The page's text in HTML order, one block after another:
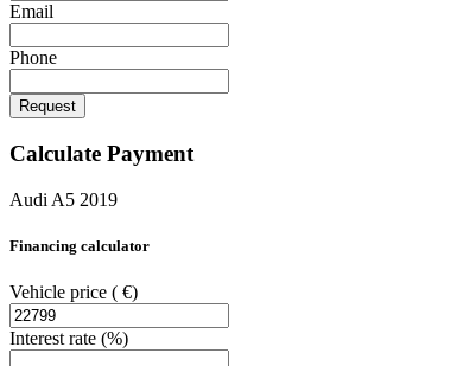
Email
Phone
Request
Calculate Payment
Audi A5 2019
Financing calculator
Vehicle price ( €)
Interest rate (%)